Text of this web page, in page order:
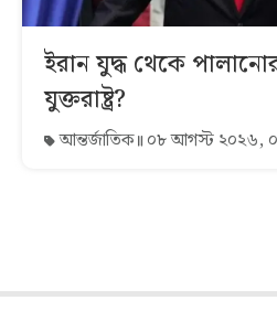
ইরান যুদ্ধ থেকে
যুক্তরাষ্ট্র?
আন্তর্জাতিক ০৮ আগস্ট ২০২৬,